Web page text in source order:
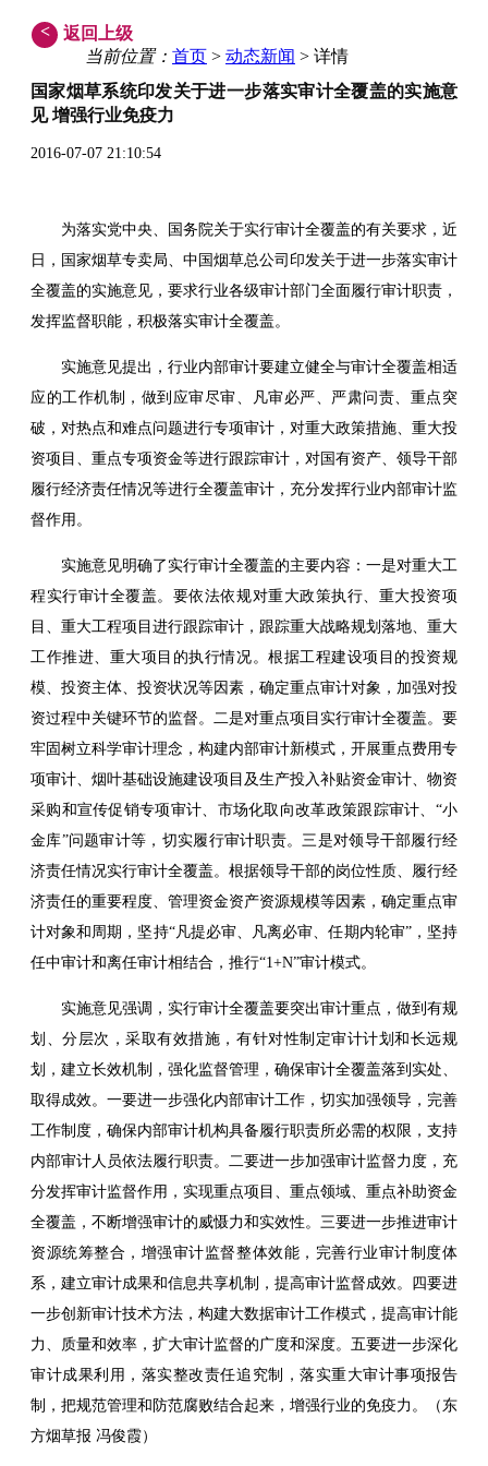
<
返回上级
当前位置： 首页 > 动态新闻 > 详情
国家烟草系统印发关于进一步落实审计全覆盖的实施意
见 增强行业免疫力
2016-07-07 21:10:54
为落实党中央、国务院关于实行审计全覆盖的有关要求，近
日，国家烟草专卖局、中国烟草总公司印发关于进一步落实审计
全覆盖的实施意见，要求行业各级审计部门全面履行审计职责，
发挥监督职能，积极落实审计全覆盖。
实施意见提出，行业内部审计要建立健全与审计全覆盖相适
应的工作机制，做到应审尽审、凡审必严、严肃问责、重点突
破，对热点和难点问题进行专项审计，对重大政策措施、重大投
资项目、重点专项资金等进行跟踪审计，对国有资产、领导干部
履行经济责任情况等进行全覆盖审计，充分发挥行业内部审计监
督作用。
实施意见明确了实行审计全覆盖的主要内容：一是对重大工
程实行审计全覆盖。要依法依规对重大政策执行、重大投资项
目、重大工程项目进行跟踪审计，跟踪重大战略规划落地、重大
工作推进、重大项目的执行情况。根据工程建设项目的投资规
模、投资主体、投资状况等因素，确定重点审计对象，加强对投
资过程中关键环节的监督。二是对重点项目实行审计全覆盖。要
牢固树立科学审计理念，构建内部审计新模式，开展重点费用专
项审计、烟叶基础设施建设项目及生产投入补贴资金审计、物资
采购和宣传促销专项审计、市场化取向改革政策跟踪审计、“小
金库”问题审计等，切实履行审计职责。三是对领导干部履行经
济责任情况实行审计全覆盖。根据领导干部的岗位性质、履行经
济责任的重要程度、管理资金资产资源规模等因素，确定重点审
计对象和周期，坚持“凡提必审、凡离必审、任期内轮审”，坚持
任中审计和离任审计相结合，推行“1+N”审计模式。
实施意见强调，实行审计全覆盖要突出审计重点，做到有规
划、分层次，采取有效措施，有针对性制定审计计划和长远规
划，建立长效机制，强化监督管理，确保审计全覆盖落到实处、
取得成效。一要进一步强化内部审计工作，切实加强领导，完善
工作制度，确保内部审计机构具备履行职责所必需的权限，支持
内部审计人员依法履行职责。二要进一步加强审计监督力度，充
分发挥审计监督作用，实现重点项目、重点领域、重点补助资金
全覆盖，不断增强审计的威慑力和实效性。三要进一步推进审计
资源统筹整合，增强审计监督整体效能，完善行业审计制度体
系，建立审计成果和信息共享机制，提高审计监督成效。四要进
一步创新审计技术方法，构建大数据审计工作模式，提高审计能
力、质量和效率，扩大审计监督的广度和深度。五要进一步深化
审计成果利用，落实整改责任追究制，落实重大审计事项报告
制，把规范管理和防范腐败结合起来，增强行业的免疫力。（东
方烟草报 冯俊霞）